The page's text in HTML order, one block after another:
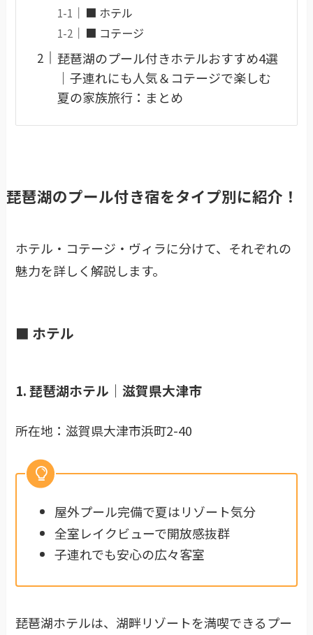
■ ホテル
■ コテージ
琵琶湖のプール付きホテルおすすめ4選
｜子連れにも人気＆コテージで楽しむ
夏の家族旅行：まとめ
琵琶湖のプール付き宿をタイプ別に紹介！
ホテル・コテージ・ヴィラに分けて、それぞれの
魅力を詳しく解説します。
■ ホテル
1. 琵琶湖ホテル｜滋賀県大津市
所在地：滋賀県大津市浜町2-40
屋外プール完備で夏はリゾート気分
全室レイクビューで開放感抜群
子連れでも安心の広々客室
琵琶湖ホテルは、湖畔リゾートを満喫できるプー